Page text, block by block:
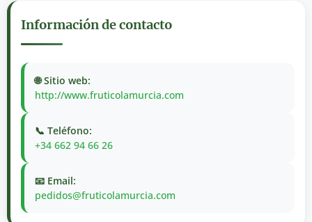
Información de contacto
🌐 Sitio web:
http://www.fruticolamurcia.com
📞 Teléfono:
+34 662 94 66 26
📧 Email:
pedidos@fruticolamurcia.com